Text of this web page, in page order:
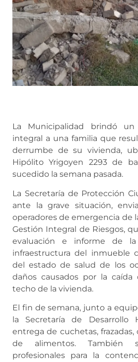
La Municipalidad brindó un
integral a una familia que
derrumbe de su vivienda,
Hipólito Yrigoyen 2293 de
sucedido la semana pasada.
La Secretaría de Protección
ante la grave situación,
operadores de emergencia de
Gestión Integral de Riesgos,
evaluación e informe de
infraestructura del inmueble
del estado de salud de los
daños causados por la
techo de la vivienda.
El fin de semana, junto a
la Secretaría de Desarrollo
entrega de cuchetas,
de alimentos. También
profesionales para la